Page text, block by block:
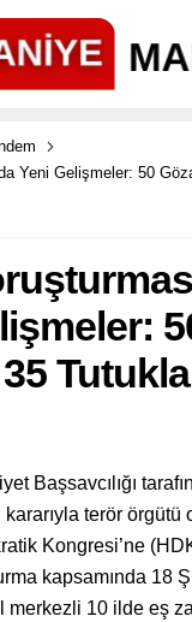
Yeni Gelişmeler: 50
35
Başsavcılığı
terör
Kongresi’ne
kapsamında 18
merkezli 10 ilde eş